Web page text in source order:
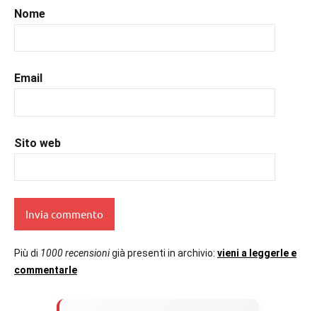
#romanzorosa
Nome
Email
Sito web
Più di 1000 recensionigià presenti in archivio: vieni a leggerle e
commentarle